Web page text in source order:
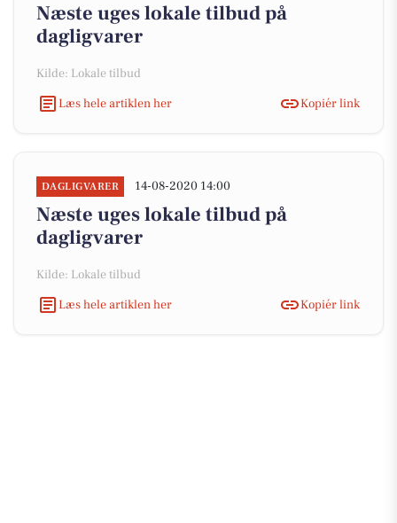
Næste uges lokale tilbud på
dagligvarer
Kilde: Lokale tilbud
Læs hele artiklen her
Kopiér link
DAGLIGVARER 14-08-2020 14:00
Næste uges lokale tilbud på
dagligvarer
Kilde: Lokale tilbud
Læs hele artiklen her
Kopiér link